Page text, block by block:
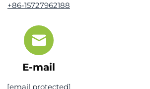
+86-15727962188
E-mail
[email protected]